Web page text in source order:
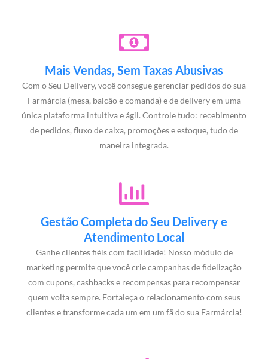
Mais Vendas, Sem Taxas Abusivas
Com o Seu Delivery, você consegue gerenciar pedidos do sua
Farmárcia (mesa, balcão e comanda) e de delivery em uma
única plataforma intuitiva e ágil. Controle tudo: recebimento
de pedidos, fluxo de caixa, promoções e estoque, tudo de
maneira integrada.
Gestão Completa do Seu Delivery e
Atendimento Local
Ganhe clientes fiéis com facilidade! Nosso módulo de
marketing permite que você crie campanhas de fidelização
com cupons, cashbacks e recompensas para recompensar
quem volta sempre. Fortaleça o relacionamento com seus
clientes e transforme cada um em um fã do sua Farmárcia!